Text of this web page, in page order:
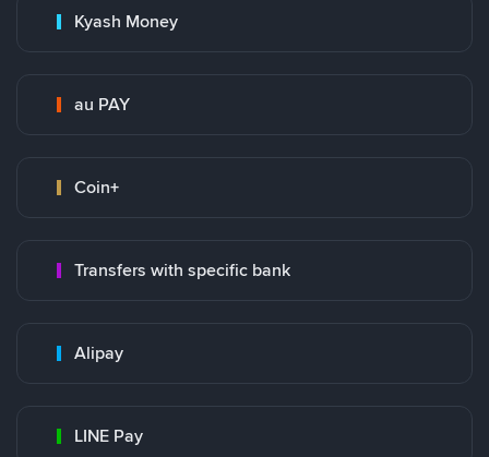
Kyash Money
au PAY
Coin+
Transfers with specific bank
Alipay
LINE Pay